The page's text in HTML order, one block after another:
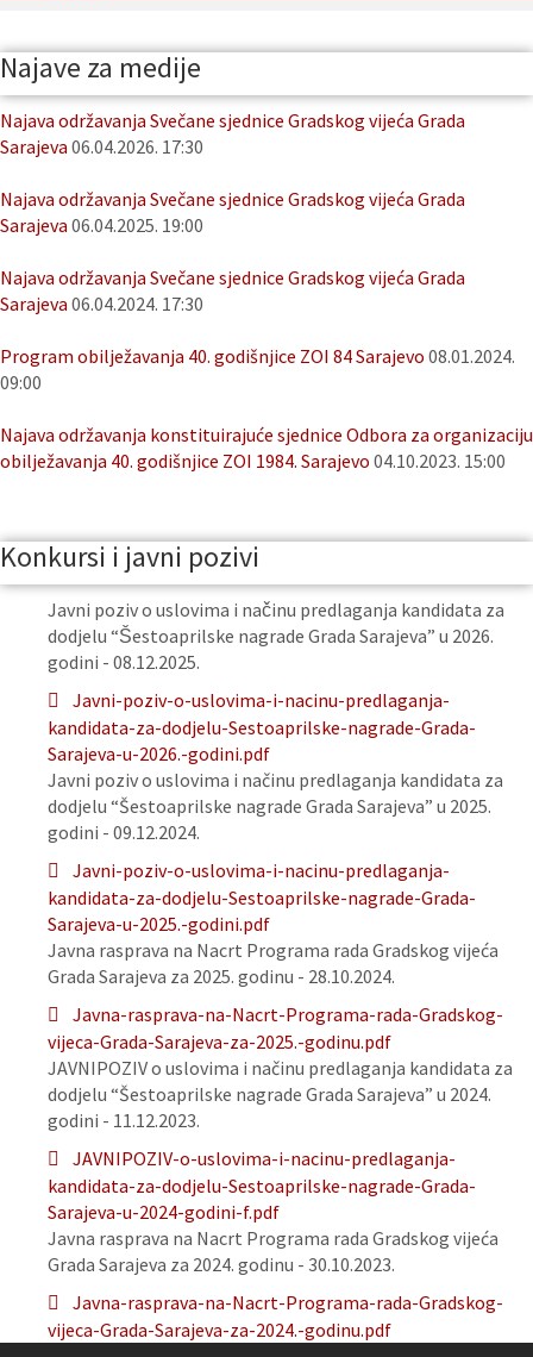
Najave za medije
Najava održavanja Svečane sjednice Gradskog vijeća Grada
Sarajeva 06.04.2026. 17:30
Najava održavanja Svečane sjednice Gradskog vijeća Grada
Sarajeva 06.04.2025. 19:00
Najava održavanja Svečane sjednice Gradskog vijeća Grada
Sarajeva 06.04.2024. 17:30
Program obilježavanja 40. godišnjice ZOI 84 Sarajevo 08.01.2024.
09:00
Najava održavanja konstituirajuće sjednice Odbora za organizaciju
obilježavanja 40. godišnjice ZOI 1984. Sarajevo 04.10.2023. 15:00
Konkursi i javni pozivi
Javni poziv o uslovima i načinu predlaganja kandidata za
dodjelu “Šestoaprilske nagrade Grada Sarajeva” u 2026.
godini - 08.12.2025.
Javni-poziv-o-uslovima-i-nacinu-predlaganja-
kandidata-za-dodjelu-Sestoaprilske-nagrade-Grada-
Sarajeva-u-2026.-godini.pdf
Javni poziv o uslovima i načinu predlaganja kandidata za
dodjelu “Šestoaprilske nagrade Grada Sarajeva” u 2025.
godini - 09.12.2024.
Javni-poziv-o-uslovima-i-nacinu-predlaganja-
kandidata-za-dodjelu-Sestoaprilske-nagrade-Grada-
Sarajeva-u-2025.-godini.pdf
Javna rasprava na Nacrt Programa rada Gradskog vijeća
Grada Sarajeva za 2025. godinu - 28.10.2024.
Javna-rasprava-na-Nacrt-Programa-rada-Gradskog-
vijeca-Grada-Sarajeva-za-2025.-godinu.pdf
JAVNIPOZIV o uslovima i načinu predlaganja kandidata za
dodjelu “Šestoaprilske nagrade Grada Sarajeva” u 2024.
godini - 11.12.2023.
JAVNIPOZIV-o-uslovima-i-nacinu-predlaganja-
kandidata-za-dodjelu-Sestoaprilske-nagrade-Grada-
Sarajeva-u-2024-godini-f.pdf
Javna rasprava na Nacrt Programa rada Gradskog vijeća
Grada Sarajeva za 2024. godinu - 30.10.2023.
Javna-rasprava-na-Nacrt-Programa-rada-Gradskog-
vijeca-Grada-Sarajeva-za-2024.-godinu.pdf